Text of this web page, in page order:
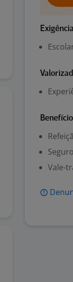
Vale-